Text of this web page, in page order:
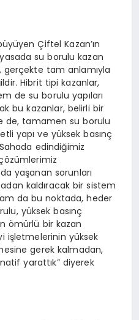
Çiftel Kazan’ın
su borulu kazan
tam anlamıyla
Hibrit tipi kazanlar,
de su borulu yapıları
bu kazanlar, belirli bir
de, tamamen su borulu
yapı ve yüksek basınç
edindiğimiz
yaşanan sorunları
kaldıracak bir sistem
da bu noktada, heder
yüksek basınç
ömürlü bir kazan
işletmelerinin yüksek
gerek kalmadan,
yarattık” diyerek